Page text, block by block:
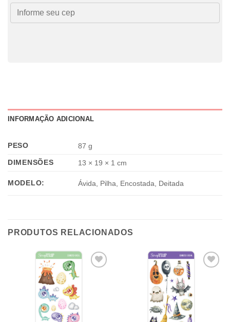
INFORMAÇÃO ADICIONAL
PESO
87 g
DIMENSÕES
13 × 19 × 1 cm
MODELO: Ávida, Pilha, Encostada, Deitada
PRODUTOS RELACIONADOS